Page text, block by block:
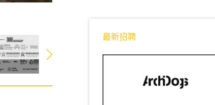
最新招聘